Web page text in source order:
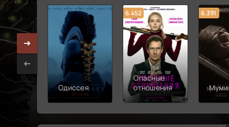
Одиссея
6.452
Опасные
отношения
6.391